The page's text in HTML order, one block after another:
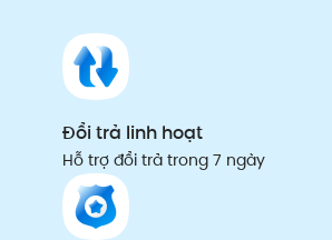
Đổi trả linh hoạt
Hỗ trợ đổi trả trong 7 ngày